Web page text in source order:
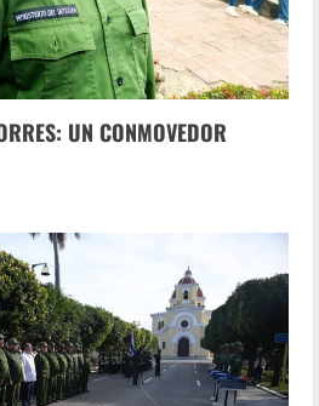
UN CONMOVEDOR